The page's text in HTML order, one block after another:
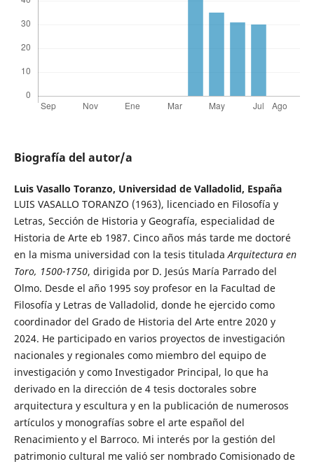
Biografía del autor/a
Luis Vasallo Toranzo, Universidad de Valladolid, España
LUIS VASALLO TORANZO (1963), licenciado en Filosofía y
Letras, Sección de Historia y Geografía, especialidad de
Historia de Arte eb 1987. Cinco años más tarde me doctoré
en la misma universidad con la tesis tituladaArquitectura en
Toro, 1500-1750, dirigida por D. Jesús María Parrado del
Olmo. Desde el año 1995 soy profesor en la Facultad de
Filosofía y Letras de Valladolid, donde he ejercido como
coordinador del Grado de Historia del Arte entre 2020 y
2024. He participado en varios proyectos de investigación
nacionales y regionales como miembro del equipo de
investigación y como Investigador Principal, lo que ha
derivado en la dirección de 4 tesis doctorales sobre
arquitectura y escultura y en la publicación de numerosos
artículos y monografías sobre el arte español del
Renacimiento y el Barroco. Mi interés por la gestión del
patrimonio cultural me valió ser nombrado Comisionado de